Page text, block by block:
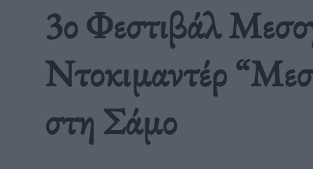
3ο Φεστιβάλ
Ντοκιμαντέρ
στη Σάμο